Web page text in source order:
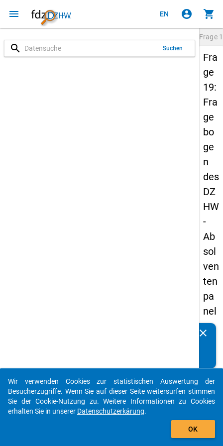
menu EN account_circle shopping_cart
search Suchen
Frage
Fra
ge
19:
Fra
ge
bo
ge
n
des
DZ
HW
-
Ab
sol
ven
ten
pa
nel
s
-
zw
eit
clear
auto_stories
add_shopping_cart
Wir verwenden Cookies zur statistischen Auswertung der
Besucherzugriffe. Wenn Sie auf dieser Seite weitersurfen stimmen
Sie der Cookie-Nutzung zu. Weitere Informationen zu Cookies
erhalten Sie in unserer Datenschutzerkärung.
OK